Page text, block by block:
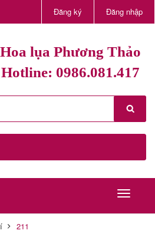
Đăng ký Đăng nhập
Hoa lụa Phương Thảo
Hotline: 0986.081.417
211